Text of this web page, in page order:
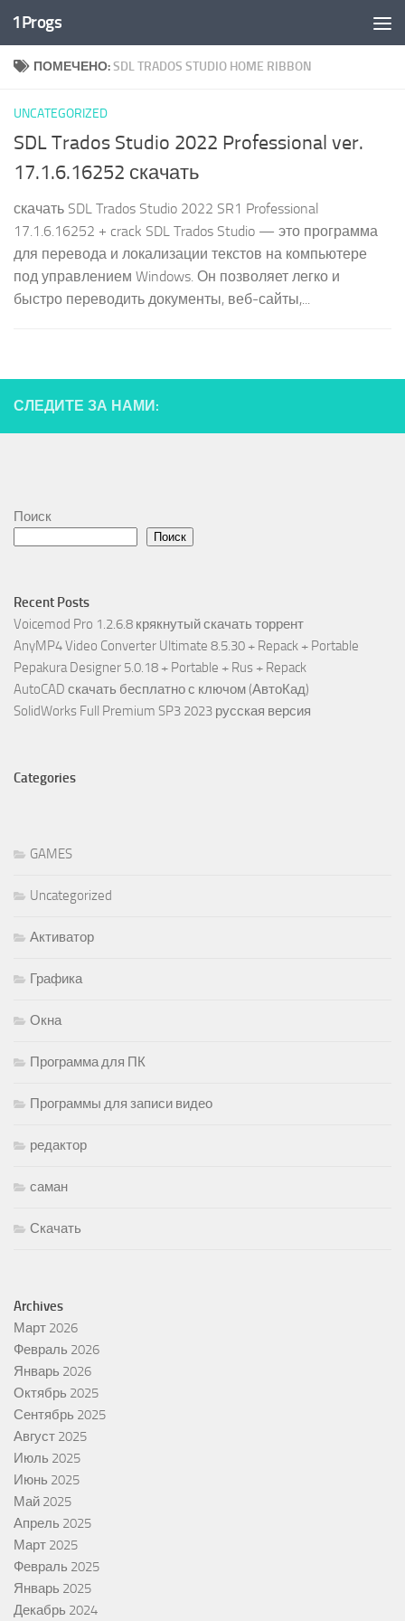
Перейти к содержимому
1Progs
ПОМЕЧЕНО:SDL TRADOS STUDIO HOME RIBBON
UNCATEGORIZED
SDL Trados Studio 2022 Professional ver.
17.1.6.16252 скачать
скачать SDL Trados Studio 2022 SR1 Professional
17.1.6.16252 + crack SDL Trados Studio — это программа
для перевода и локализации текстов на компьютере
под управлением Windows. Он позволяет легко и
быстро переводить документы, веб-сайты,...
СЛЕДИТЕ ЗА НАМИ:
Поиск
Поиск
Recent Posts
Voicemod Pro 1.2.6.8 крякнутый скачать торрент
AnyMP4 Video Converter Ultimate 8.5.30 + Repack + Portable
Pepakura Designer 5.0.18 + Portable + Rus + Repack
AutoCAD скачать бесплатно с ключом (АвтоКад)
SolidWorks Full Premium SP3 2023 русская версия
Categories
GAMES
Uncategorized
Активатор
Графика
Окна
Программа для ПК
Программы для записи видео
редактор
саман
Скачать
Archives
Март 2026
Февраль 2026
Январь 2026
Октябрь 2025
Сентябрь 2025
Август 2025
Июль 2025
Июнь 2025
Май 2025
Апрель 2025
Март 2025
Февраль 2025
Январь 2025
Декабрь 2024